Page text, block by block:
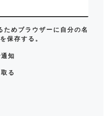
ためブラウザーに自分の名
保存する。
知
る